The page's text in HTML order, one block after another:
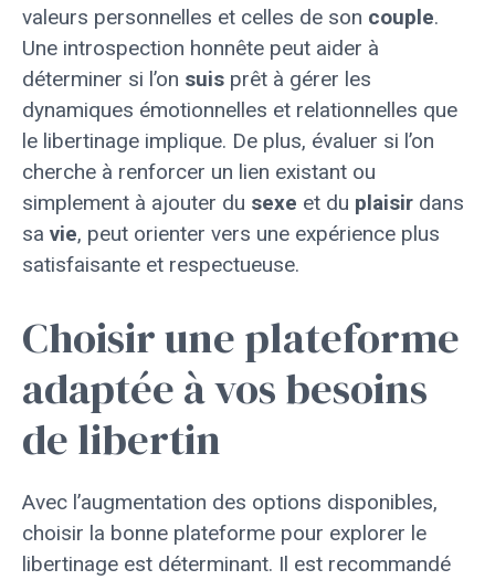
valeurs personnelles et celles de son couple.
Une introspection honnête peut aider à
déterminer si l’on suis prêt à gérer les
dynamiques émotionnelles et relationnelles que
le libertinage implique. De plus, évaluer si l’on
cherche à renforcer un lien existant ou
simplement à ajouter du sexe et du plaisir dans
sa vie, peut orienter vers une expérience plus
satisfaisante et respectueuse.
Choisir une plateforme
adaptée à vos besoins
de libertin
Avec l’augmentation des options disponibles,
choisir la bonne plateforme pour explorer le
libertinage est déterminant. Il est recommandé